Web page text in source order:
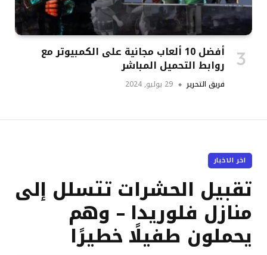
أفضل 10 ألعاب مجانية على الكمبيوتر مع
روابط التحميل المباشر
فريق التحرير 29 يوليو, 2024
اخر الاخبار
تقبيل الحشرات تتسلل إلى
منازل فلوريدا – وهم
يحملون طفيلًا خطيرًا